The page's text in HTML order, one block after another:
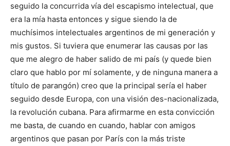
seguido la concurrida vía del escapismo intelectual, que
era la mía hasta entonces y sigue siendo la de
muchísimos intelectuales argentinos de mi generación y
mis gustos. Si tuviera que enumerar las causas por las
que me alegro de haber salido de mi país (y quede bien
claro que hablo por mí solamente, y de ninguna manera a
título de parangón) creo que la principal sería el haber
seguido desde Europa, con una visión des-nacionalizada,
la revolución cubana. Para afirmarme en esta convicción
me basta, de cuando en cuando, hablar con amigos
argentinos que pasan por París con la más triste